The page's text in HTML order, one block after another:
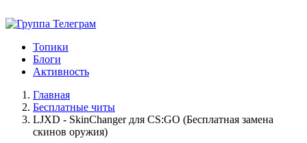
Топики
Блоги
Активность
Главная
Бесплатные читы
LJXD - SkinChanger для CS:GO (Бесплатная замена
скинов оружия)